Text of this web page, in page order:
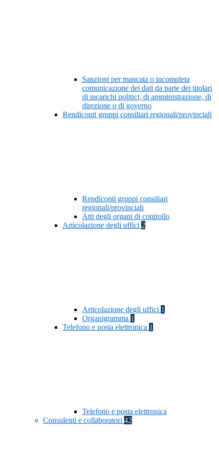
Sanzioni per mancata o incompleta
comunicazione dei dati da parte dei titolari
di incarichi politici, di amministrazione, di
direzione o di governo
Rendiconti gruppi consiliari regionali/provinciali
Rendiconti gruppi consiliari
regionali/provinciali
Atti degli organi di controllo
Articolazione degli uffici 2
Articolazione degli uffici 1
Organigramma 1
Telefono e posta elettronica 1
Telefono e posta elettronica
Consulenti e collaboratori 42